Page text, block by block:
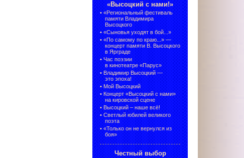
«Высоцкий с нами!»
• «Региональный фестиваль
памяти Владимира
Высоцкого
• «Сыновья уходят в бой...»
• «По самому по краю...» —
концерт памяти В. Высоцкого
в Ярграде
• Час поэзии
в кинотеатре «Парус»
• Владимир Высоцкий —
это эпоха!
• Мой Высоцкий
• Концерт «Высоцкий с нами»
на кировской сцене
• Высоцкий – наше всё!
• Светлый юбилей великого
поэта
• «Только он не вернулся из
боя»
Честный выбор